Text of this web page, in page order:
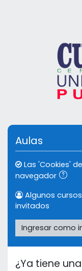
Aulas
Las 'Cookies'
navegador
Algunos
invitados
Ingresar como
¿Ya tiene